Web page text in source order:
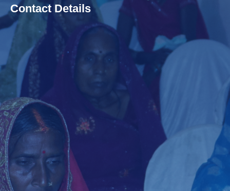
Contact Details